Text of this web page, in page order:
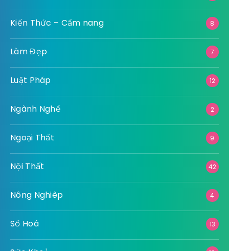
Kiến Thức – Cẩm nang 8
Làm Đẹp 7
Luật Pháp 12
Ngành Nghề 2
Ngoại Thất 9
Nội Thất 42
Nông Nghiêp 4
Số Hoá 13